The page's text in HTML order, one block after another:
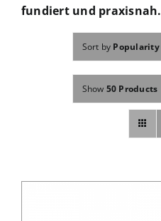
fundiert und praxisnah.
Sort by Popularity
Show 50 Products